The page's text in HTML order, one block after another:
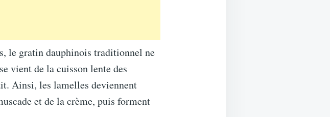
le gratin dauphinois traditionnel ne
vient de la cuisson lente des
Ainsi, les lamelles deviennent
et de la crème, puis forment